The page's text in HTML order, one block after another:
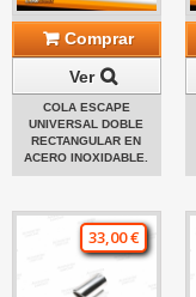
Comprar
Ver
COLA ESCAPE
UNIVERSAL DOBLE
RECTANGULAR EN
ACERO INOXIDABLE.
33,00 €